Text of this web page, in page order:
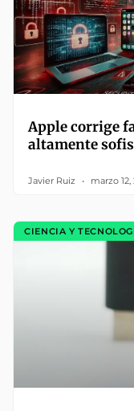
Apple corrige
altamente
Javier Ruiz marzo 12,
CIENCIA Y